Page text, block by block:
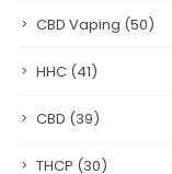
CBD Vaping (50)
HHC (41)
CBD (39)
THCP (30)